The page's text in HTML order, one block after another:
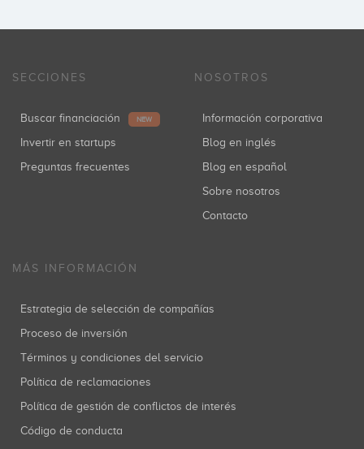
SECCIONES
Buscar financiación NEW
Invertir en startups
Preguntas frecuentes
NOSOTROS
Información corporativa
Blog en inglés
Blog en español
Sobre nosotros
Contacto
MÁS INFORMACIÓN
Estrategia de selección de compañías
Proceso de inversión
Términos y condiciones del servicio
Política de reclamaciones
Política de gestión de conflictos de interés
Código de conducta